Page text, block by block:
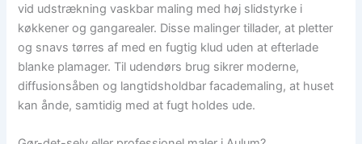
vid udstrækning vaskbar maling med høj slidstyrke i
køkkener og gangarealer. Disse malinger tillader, at pletter
og snavs tørres af med en fugtig klud uden at efterlade
blanke plamager. Til udendørs brug sikrer moderne,
diffusionsåben og langtidsholdbar facademaling, at huset
kan ånde, samtidig med at fugt holdes ude.